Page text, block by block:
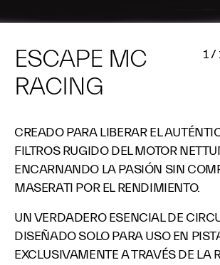
ESCAPE MC
RACING
1/
CREADO PARA LIBERAR EL
FILTROS RUGIDO DEL MOTOR
ENCARNANDO LA PASIÓN SIN
MASERATI POR EL RENDIMIENTO.
UN VERDADERO ESENCIAL DE
DISEÑADO SOLO PARA USO EN
EXCLUSIVAMENTE A TRAVÉS DE LA